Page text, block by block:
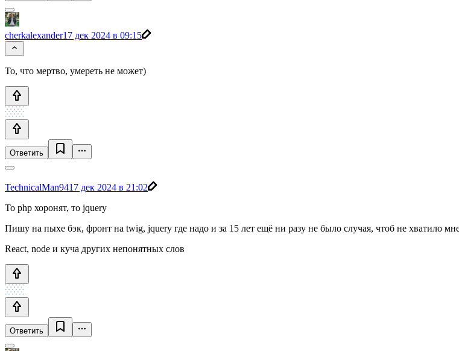
cherkalexander17 дек 2024 в 09:15
То, что мертво, умереть не может)
Ответить
TechnicalMan9417 дек 2024 в 21:02
То php хоронят, то jquery
Пишу на пыхе бэк, фронт на twig, jquery где надо и за 15 лет ещё ни разу не было случая, чтоб не хватило
React, node и куча других непонятных слов
Ответить